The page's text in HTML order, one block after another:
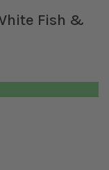
Fish &